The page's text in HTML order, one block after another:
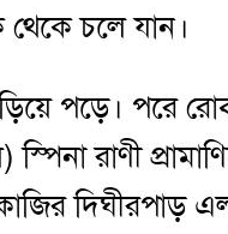
চলে যান।
পড়ে। পরে
রাণী
দিঘীরপাড়